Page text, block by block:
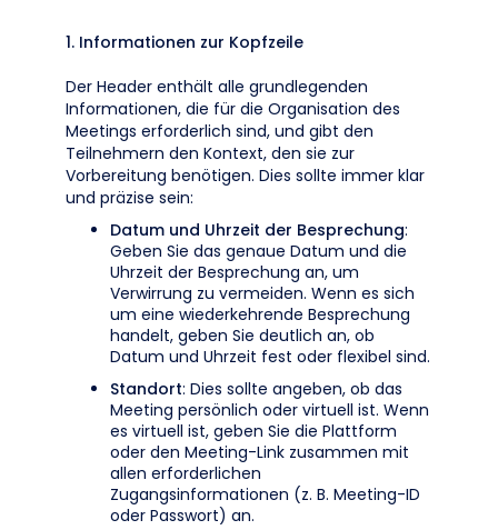
1. Informationen zur Kopfzeile
Der Header enthält alle grundlegenden
Informationen, die für die Organisation des
Meetings erforderlich sind, und gibt den
Teilnehmern den Kontext, den sie zur
Vorbereitung benötigen. Dies sollte immer klar
und präzise sein:
Datum und Uhrzeit der Besprechung:
Geben Sie das genaue Datum und die
Uhrzeit der Besprechung an, um
Verwirrung zu vermeiden. Wenn es sich
um eine wiederkehrende Besprechung
handelt, geben Sie deutlich an, ob
Datum und Uhrzeit fest oder flexibel sind.
Standort: Dies sollte angeben, ob das
Meeting persönlich oder virtuell ist. Wenn
es virtuell ist, geben Sie die Plattform
oder den Meeting-Link zusammen mit
allen erforderlichen
Zugangsinformationen (z. B. Meeting-ID
oder Passwort) an.